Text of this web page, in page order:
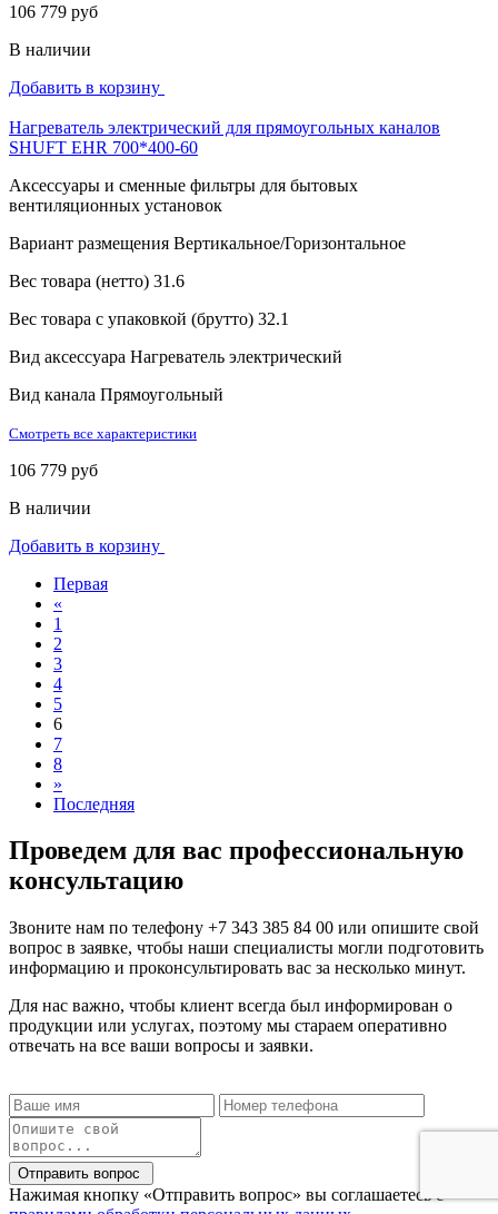
106 779 руб
В наличии
Добавить в корзину
Нагреватель электрический для прямоугольных каналов
SHUFT EHR 700*400-60
Аксессуары и сменные фильтры для бытовых
вентиляционных установок
Вариант размещения Вертикальное/Горизонтальное
Вес товара (нетто) 31.6
Вес товара с упаковкой (брутто) 32.1
Вид аксессуара Нагреватель электрический
Вид канала Прямоугольный
Смотреть все характеристики
106 779 руб
В наличии
Добавить в корзину
Первая
«
1
2
3
4
5
6
7
8
»
Последняя
Проведем для вас профессиональную
консультацию
Звоните нам по телефону +7 343 385 84 00 или опишите свой
вопрос в заявке, чтобы наши специалисты могли подготовить
информацию и проконсультировать вас за несколько минут.
Для нас важно, чтобы клиент всегда был информирован о
продукции или услугах, поэтому мы стараем оперативно
отвечать на все ваши вопросы и заявки.
Отправить вопрос
Нажимая кнопку «Отправить вопрос» вы соглашаетесь с